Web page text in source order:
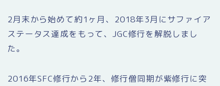
2月末から始めて約1ヶ月、2018年3月にサファイア
ステータス達成をもって、JGC修行を解脱しまし
た。
2016年SFC修行から2年、修行僧同期が紫修行に突